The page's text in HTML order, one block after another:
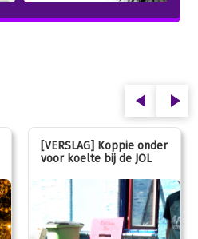
[VERSLAG] Koppie onder
voor koelte bij de JOL